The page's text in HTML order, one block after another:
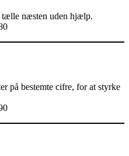
tælle næsten uden hjælp.
på bestemte cifre, for at styrke